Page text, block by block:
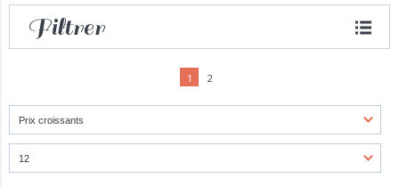
Filtrer
1 2